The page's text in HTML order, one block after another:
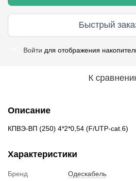
Быстрый
Войти для отображения
К
Описание
КПВЭ-ВП (250) 4*2*0,54 (F/UTP-cat.6)
Характеристики
Бренд Одескабель